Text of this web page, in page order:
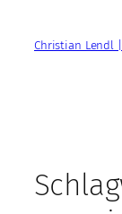
springenChristian Lendl